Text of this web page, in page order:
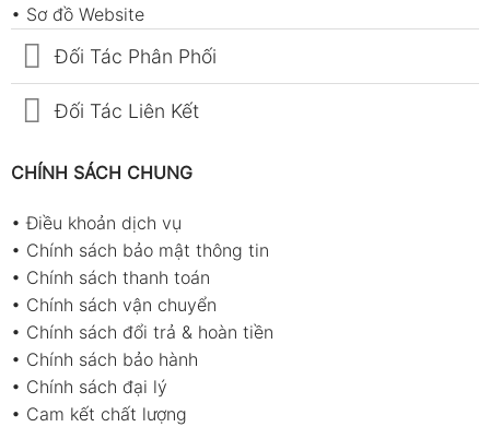
• Sơ đồ Website
Đối Tác Phân Phối
Đối Tác Liên Kết
CHÍNH SÁCH CHUNG
•Điều khoản dịch vụ
• Chính sách bảo mật thông tin
• Chính sách thanh toán
• Chính sách vận chuyển
• Chính sách đổi trả & hoàn tiền
• Chính sách bảo hành
• Chính sách đại lý
• Cam kết chất lượng